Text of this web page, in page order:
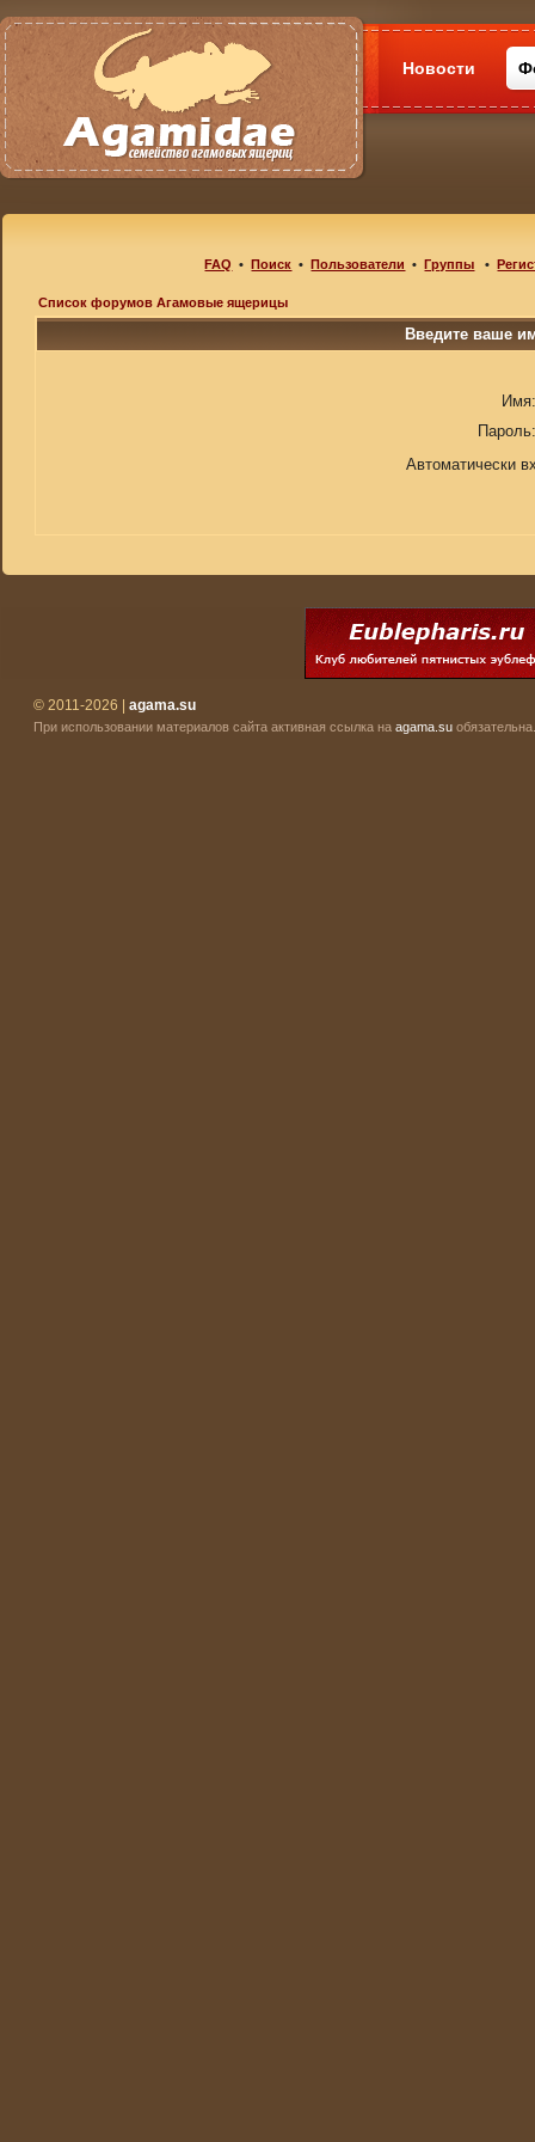
Новости
FAQ •Поиск •Пользователи •Группы •
Список форумов Агамовые ящерицы
Введите ваше
Имя:
Пароль:
Автоматически
© 2011-2026 | agama.su
При использовании материалов сайта активная ссылка на agama.su обязательна.